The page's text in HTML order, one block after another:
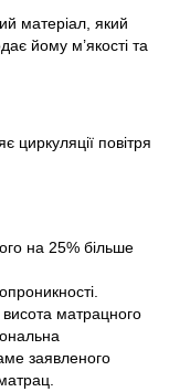
матеріал, який
йому м’якості та
циркуляції повітря
на 25% більше
висота матрацного
заявленого